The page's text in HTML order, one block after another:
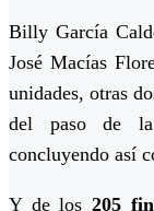
Billy García
José Macías
unidades, otras
del paso de
concluyendo así
Y de los205